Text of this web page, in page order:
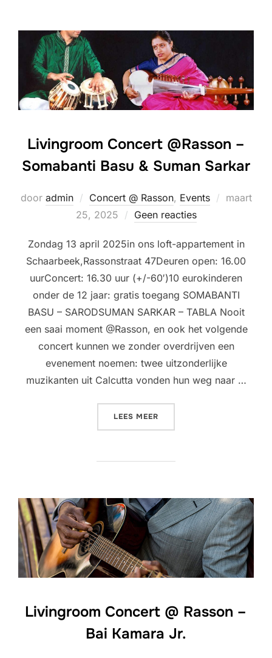
Livingroom Concert @Rasson –
Somabanti Basu & Suman Sarkar
door admin Concert @ Rasson, Events
Geplaatst
maart
25, 2025
Geen reacties
Zondag 13 april 2025in ons loft-appartement in
Schaarbeek,Rassonstraat 47Deuren open: 16.00
uurConcert: 16.30 uur (+/-60′)10 eurokinderen
onder de 12 jaar: gratis toegang SOMABANTI
BASU – SARODSUMAN SARKAR – TABLA Nooit
een saai moment @Rasson, en ook het volgende
concert kunnen we zonder overdrijven een
evenement noemen: twee uitzonderlijke
muzikanten uit Calcutta vonden hun weg naar …
LEES MEER
Livingroom Concert @ Rasson –
Bai Kamara Jr.